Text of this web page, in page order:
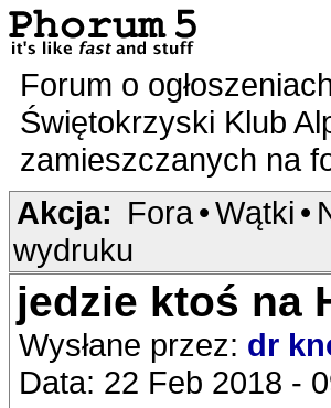
Forum o
Świętokrzyski Klub
zamieszczanych na
Akcja: Fora•Wątki •
wydruku
jedzie ktoś na
Wysłane przez: dr
Data: 22 Feb 2018 -